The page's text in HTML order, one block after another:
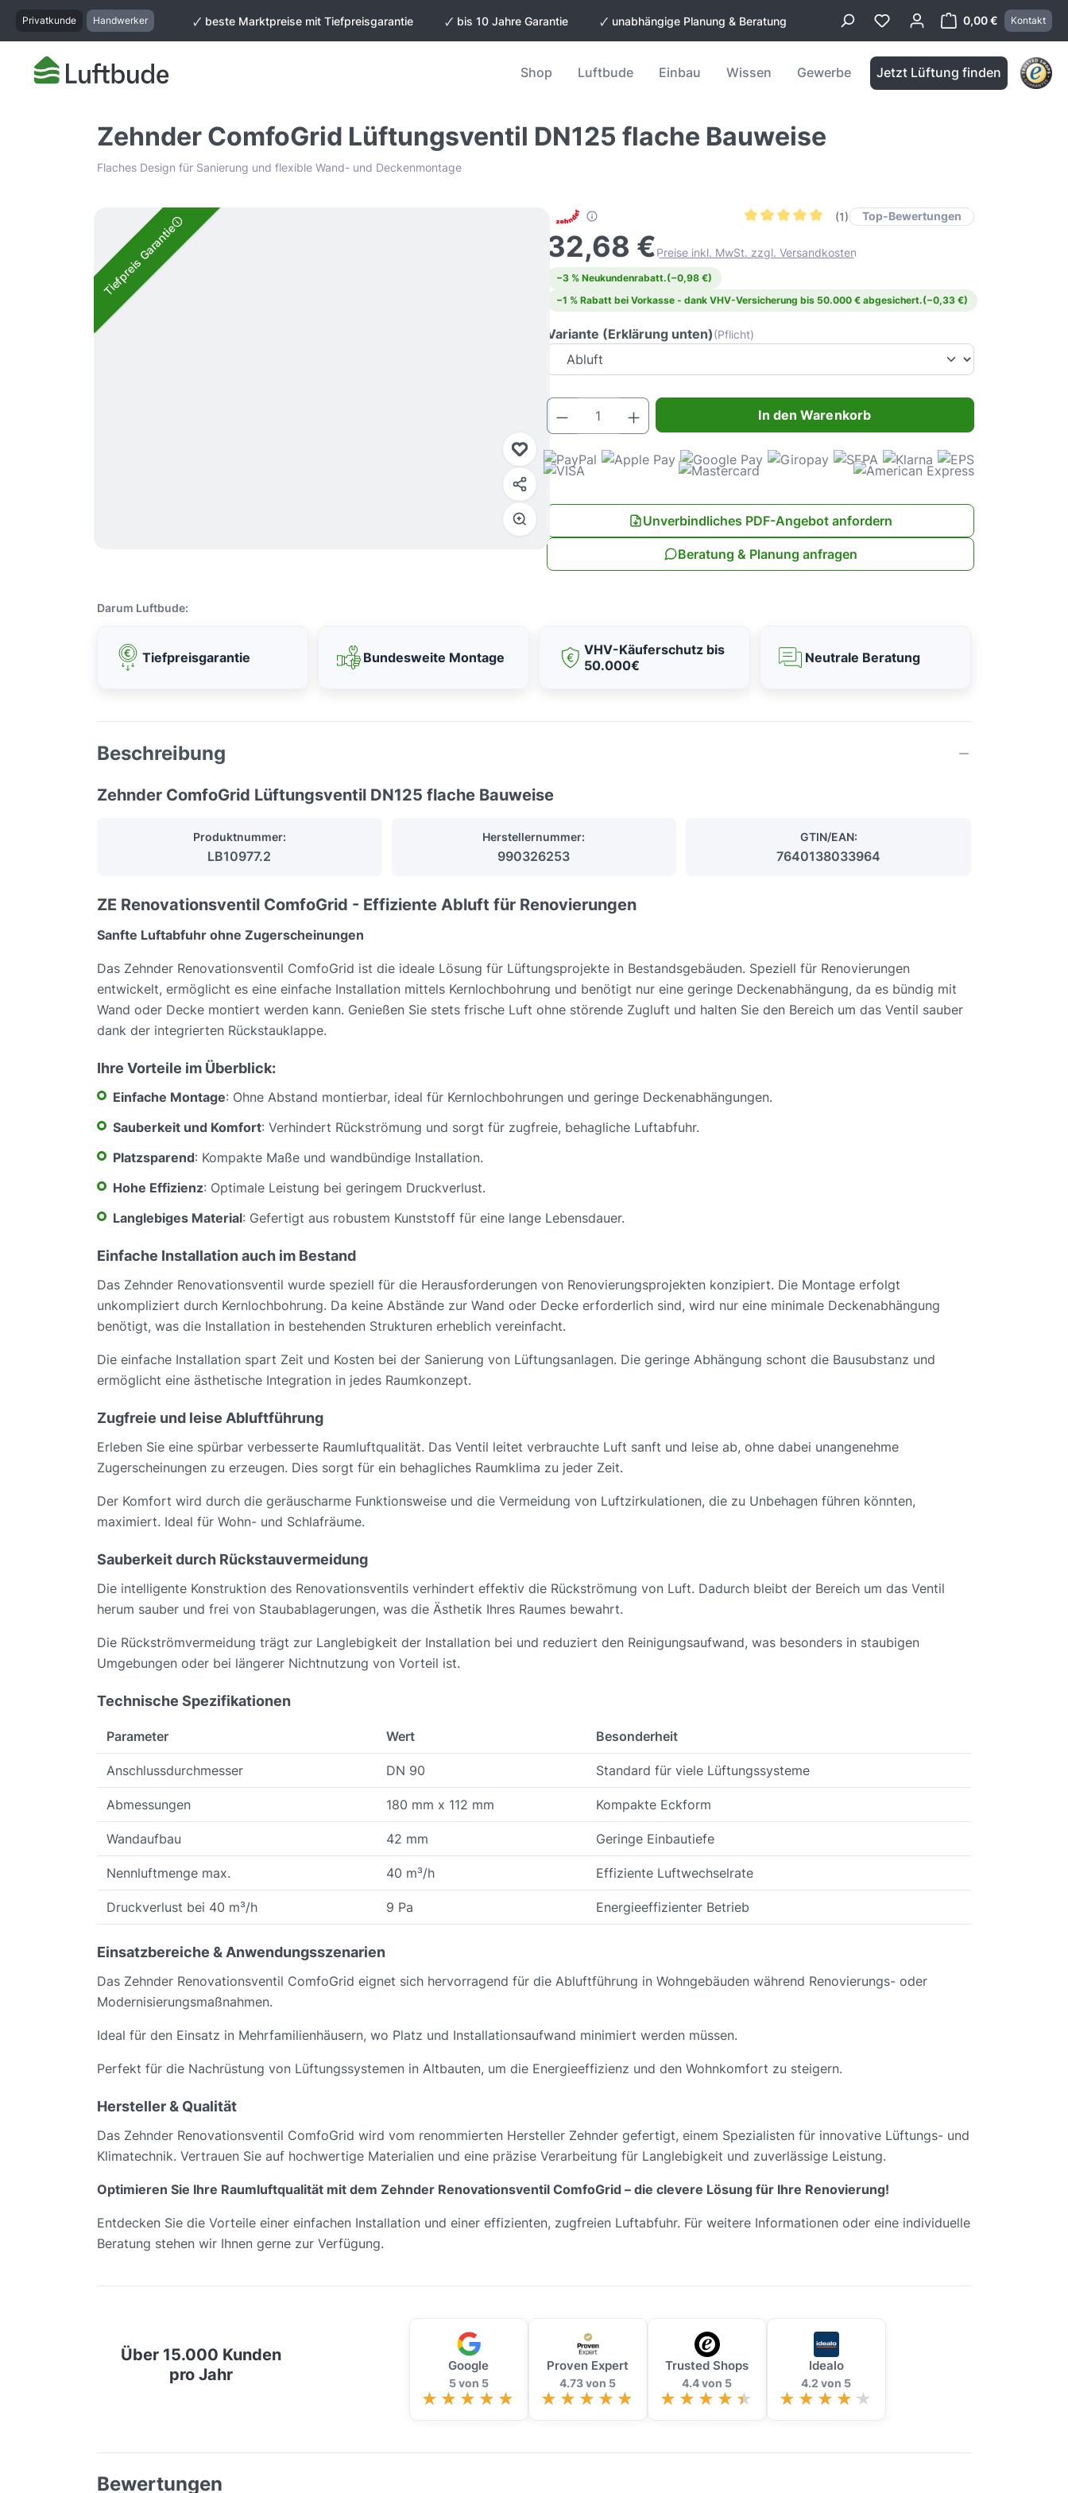
Zur Hauptnavigation springen
Privatkunde Handwerker 🗸 beste Marktpreise mit Tiefpreisgarantie 🗸 bis 10 Jahre Garantie 🗸 unabhängige Planung & Beratung 0,00 €
Warenkorb
Kontakt
Shop Luftbude Einbau Wissen Gewerbe Jetzt Lüftung finden
Zehnder ComfoGrid Lüftungsventil DN125 flache Bauweise
Flaches Design für Sanierung und flexible Wand- und Deckenmontage
Bildergalerie überspringen
Tiefpreis Garantie
(1) Top-Bewertungen
32,68 €Preise inkl. MwSt. zzgl. Versandkosten
−3 % Neukundenrabatt.(−0,98 €)
−1 % Rabatt bei Vorkasse - dank VHV-Versicherung bis 50.000 € abgesichert.(−0,33 €)
Variante (Erklärung unten)(Pflicht)
Produkt Anzahl: Gib den gewünschten Wert ein oder benutze die Schaltflächen
In den Warenkorb
Unverbindliches PDF-Angebot anfordern
Beratung & Planung anfragen
Darum Luftbude:
Tiefpreisgarantie Bundesweite Montage
VHV-Käuferschutz bis
50.000€
Neutrale Beratung
Beschreibung
Zehnder ComfoGrid Lüftungsventil DN125 flache Bauweise
Produktnummer:
LB10977.2
Herstellernummer:
990326253
GTIN/EAN:
7640138033964
ZE Renovationsventil ComfoGrid - Effiziente Abluft für Renovierungen
Sanfte Luftabfuhr ohne Zugerscheinungen
Das Zehnder Renovationsventil ComfoGrid ist die ideale Lösung für Lüftungsprojekte in Bestandsgebäuden. Speziell für Renovierungen
entwickelt, ermöglicht es eine einfache Installation mittels Kernlochbohrung und benötigt nur eine geringe Deckenabhängung, da es bündig mit
Wand oder Decke montiert werden kann. Genießen Sie stets frische Luft ohne störende Zugluft und halten Sie den Bereich um das Ventil sauber
dank der integrierten Rückstauklappe.
Ihre Vorteile im Überblick:
Einfache Montage: Ohne Abstand montierbar, ideal für Kernlochbohrungen und geringe Deckenabhängungen.
Sauberkeit und Komfort: Verhindert Rückströmung und sorgt für zugfreie, behagliche Luftabfuhr.
Platzsparend: Kompakte Maße und wandbündige Installation.
Hohe Effizienz: Optimale Leistung bei geringem Druckverlust.
Langlebiges Material: Gefertigt aus robustem Kunststoff für eine lange Lebensdauer.
Einfache Installation auch im Bestand
Das Zehnder Renovationsventil wurde speziell für die Herausforderungen von Renovierungsprojekten konzipiert. Die Montage erfolgt
unkompliziert durch Kernlochbohrung. Da keine Abstände zur Wand oder Decke erforderlich sind, wird nur eine minimale Deckenabhängung
benötigt, was die Installation in bestehenden Strukturen erheblich vereinfacht.
Die einfache Installation spart Zeit und Kosten bei der Sanierung von Lüftungsanlagen. Die geringe Abhängung schont die Bausubstanz und
ermöglicht eine ästhetische Integration in jedes Raumkonzept.
Zugfreie und leise Abluftführung
Erleben Sie eine spürbar verbesserte Raumluftqualität. Das Ventil leitet verbrauchte Luft sanft und leise ab, ohne dabei unangenehme
Zugerscheinungen zu erzeugen. Dies sorgt für ein behagliches Raumklima zu jeder Zeit.
Der Komfort wird durch die geräuscharme Funktionsweise und die Vermeidung von Luftzirkulationen, die zu Unbehagen führen könnten,
maximiert. Ideal für Wohn- und Schlafräume.
Sauberkeit durch Rückstauvermeidung
Die intelligente Konstruktion des Renovationsventils verhindert effektiv die Rückströmung von Luft. Dadurch bleibt der Bereich um das Ventil
herum sauber und frei von Staubablagerungen, was die Ästhetik Ihres Raumes bewahrt.
Die Rückströmvermeidung trägt zur Langlebigkeit der Installation bei und reduziert den Reinigungsaufwand, was besonders in staubigen
Umgebungen oder bei längerer Nichtnutzung von Vorteil ist.
Technische Spezifikationen
Parameter Wert Besonderheit
Anschlussdurchmesser DN 90 Standard für viele Lüftungssysteme
Abmessungen 180 mm x 112 mm Kompakte Eckform
Wandaufbau 42 mm Geringe Einbautiefe
Nennluftmenge max. 40 m³/h Effiziente Luftwechselrate
Druckverlust bei 40 m³/h 9 Pa Energieeffizienter Betrieb
Einsatzbereiche & Anwendungsszenarien
Das Zehnder Renovationsventil ComfoGrid eignet sich hervorragend für die Abluftführung in Wohngebäuden während Renovierungs- oder
Modernisierungsmaßnahmen.
Ideal für den Einsatz in Mehrfamilienhäusern, wo Platz und Installationsaufwand minimiert werden müssen.
Perfekt für die Nachrüstung von Lüftungssystemen in Altbauten, um die Energieeffizienz und den Wohnkomfort zu steigern.
Hersteller & Qualität
Das Zehnder Renovationsventil ComfoGrid wird vom renommierten Hersteller Zehnder gefertigt, einem Spezialisten für innovative Lüftungs- und
Klimatechnik. Vertrauen Sie auf hochwertige Materialien und eine präzise Verarbeitung für Langlebigkeit und zuverlässige Leistung.
Optimieren Sie Ihre Raumluftqualität mit dem Zehnder Renovationsventil ComfoGrid – die clevere Lösung für Ihre Renovierung!
Entdecken Sie die Vorteile einer einfachen Installation und einer effizienten, zugfreien Luftabfuhr. Für weitere Informationen oder eine individuelle
Beratung stehen wir Ihnen gerne zur Verfügung.
Über 15.000 Kunden
pro Jahr
Google
5 von 5
Proven Expert
4.73 von 5
Trusted Shops
4.4 von 5
Idealo
4.2 von 5
Bewertungen